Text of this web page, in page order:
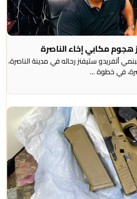
مكابي إخاء الناصرة
ستيفنز رحاله في مدينة الناصرة،
في خطوة ...